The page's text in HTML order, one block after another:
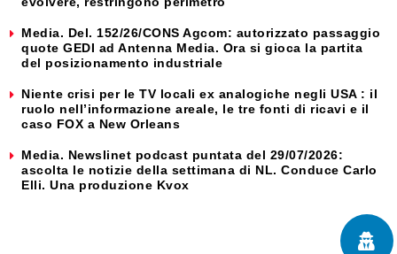
Media. Del. 152/26/CONS Agcom: autorizzato passaggio
quote GEDI ad Antenna Media. Ora si gioca la partita
del posizionamento industriale
Niente crisi per le TV locali ex analogiche negli USA : il
ruolo nell’informazione areale, le tre fonti di ricavi e il
caso FOX a New Orleans
Media. Newslinet podcast puntata del 29/07/2026:
ascolta le notizie della settimana di NL. Conduce Carlo
Elli. Una produzione Kvox